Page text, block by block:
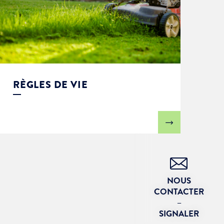
RÈGLES DE VIE
NOUS
CONTACTER
–
SIGNALER